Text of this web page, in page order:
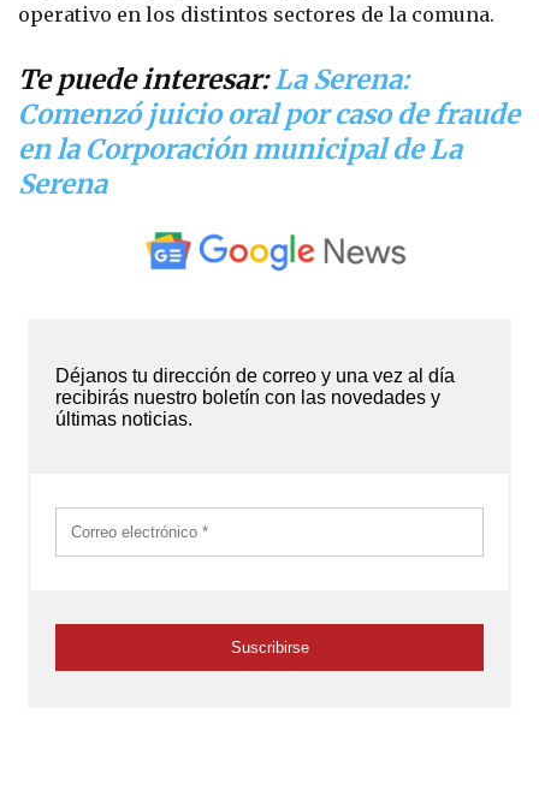
operativo en los distintos sectores de la comuna.
Te puede interesar:La Serena:
Comenzó juicio oral por caso de fraude
en la Corporación municipal de La
Serena